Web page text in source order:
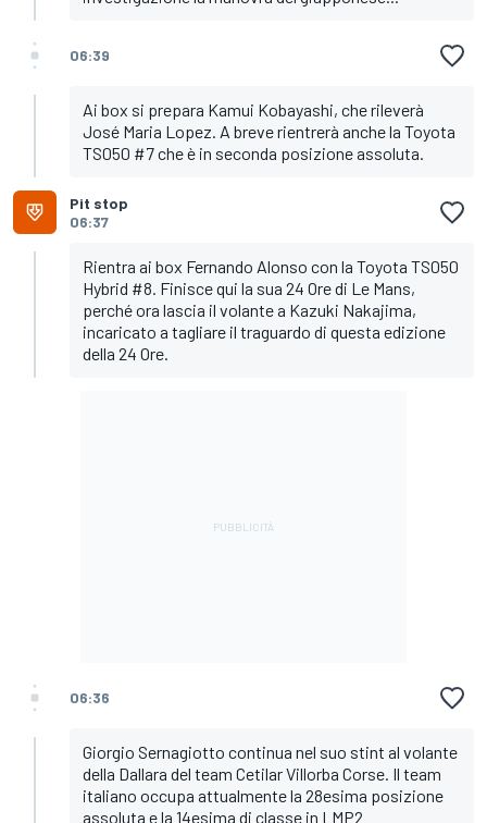
06:39
Ai box si prepara Kamui Kobayashi, che rileverà
José Maria Lopez. A breve rientrerà anche la Toyota
TS050 #7 che è in seconda posizione assoluta.
Pit stop
06:37
Rientra ai box Fernando Alonso con la Toyota TS050
Hybrid #8. Finisce qui la sua 24 Ore di Le Mans,
perché ora lascia il volante a Kazuki Nakajima,
incaricato a tagliare il traguardo di questa edizione
della 24 Ore.
06:36
Giorgio Sernagiotto continua nel suo stint al volante
della Dallara del team Cetilar Villorba Corse. Il team
italiano occupa attualmente la 28esima posizione
assoluta e la 14esima di classe in LMP2